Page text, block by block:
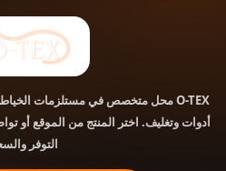
O-TEXمحل متخصص في مستلزمات
أدوات وتغليف. اختر المنتج من الموقع أو
التوفر